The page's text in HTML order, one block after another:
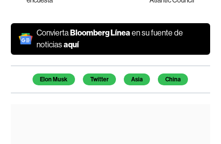
ConviertaBloomberg Línea en su fuente de
noticiasaquí
Temas de este artículo
Elon Musk Twitter Asia China